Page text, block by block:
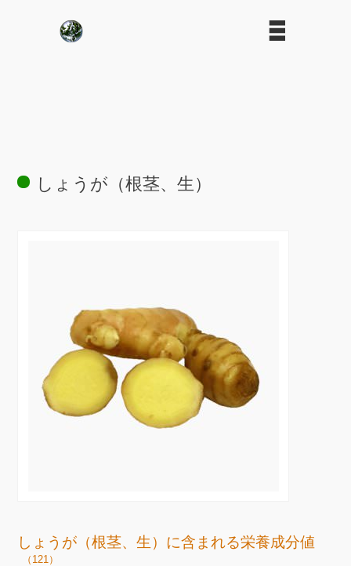
しょうが（根茎、生）
しょうが（根茎、生）に含まれる栄養成分値
（121）